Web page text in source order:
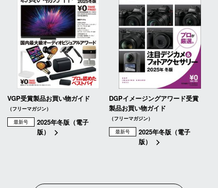
VGP受賞製品お買い物ガイド
（フリーマガジン）
最新号
2025年冬版（電子
版）
DGPイメージングアワード受賞
製品お買い物ガイド
（フリーマガジン）
最新号
2025年冬版（電子
版）